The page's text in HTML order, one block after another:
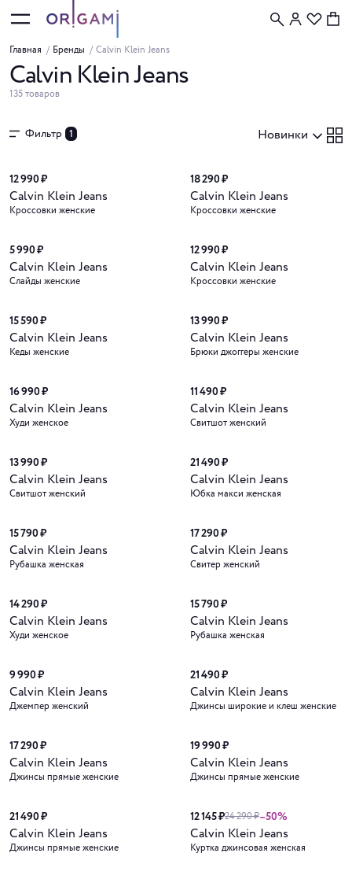
Главная / Бренды / Calvin Klein Jeans
Calvin Klein Jeans
135 товаров
Фильтр 1 Новинки
12 990 ₽
Calvin Klein Jeans
Кроссовки женские
18 290 ₽
Calvin Klein Jeans
Кроссовки женские
5 990 ₽
Calvin Klein Jeans
Слайды женские
12 990 ₽
Calvin Klein Jeans
Кроссовки женские
15 590 ₽
Calvin Klein Jeans
Кеды женские
13 990 ₽
Calvin Klein Jeans
Брюки джоггеры женские
16 990 ₽
Calvin Klein Jeans
Худи женское
11 490 ₽
Calvin Klein Jeans
Свитшот женский
13 990 ₽
Calvin Klein Jeans
Свитшот женский
21 490 ₽
Calvin Klein Jeans
Юбка макси женская
15 790 ₽
Calvin Klein Jeans
Рубашка женская
17 290 ₽
Calvin Klein Jeans
Свитер женский
14 290 ₽
Calvin Klein Jeans
Худи женское
15 790 ₽
Calvin Klein Jeans
Рубашка женская
9 990 ₽
Calvin Klein Jeans
Джемпер женский
21 490 ₽
Calvin Klein Jeans
Джинсы широкие и клеш женские
17 290 ₽
Calvin Klein Jeans
Джинсы прямые женские
19 990 ₽
Calvin Klein Jeans
Джинсы прямые женские
21 490 ₽
Calvin Klein Jeans
Джинсы прямые женские
12 145 ₽24 290 ₽–50%
Calvin Klein Jeans
Куртка джинсовая женская